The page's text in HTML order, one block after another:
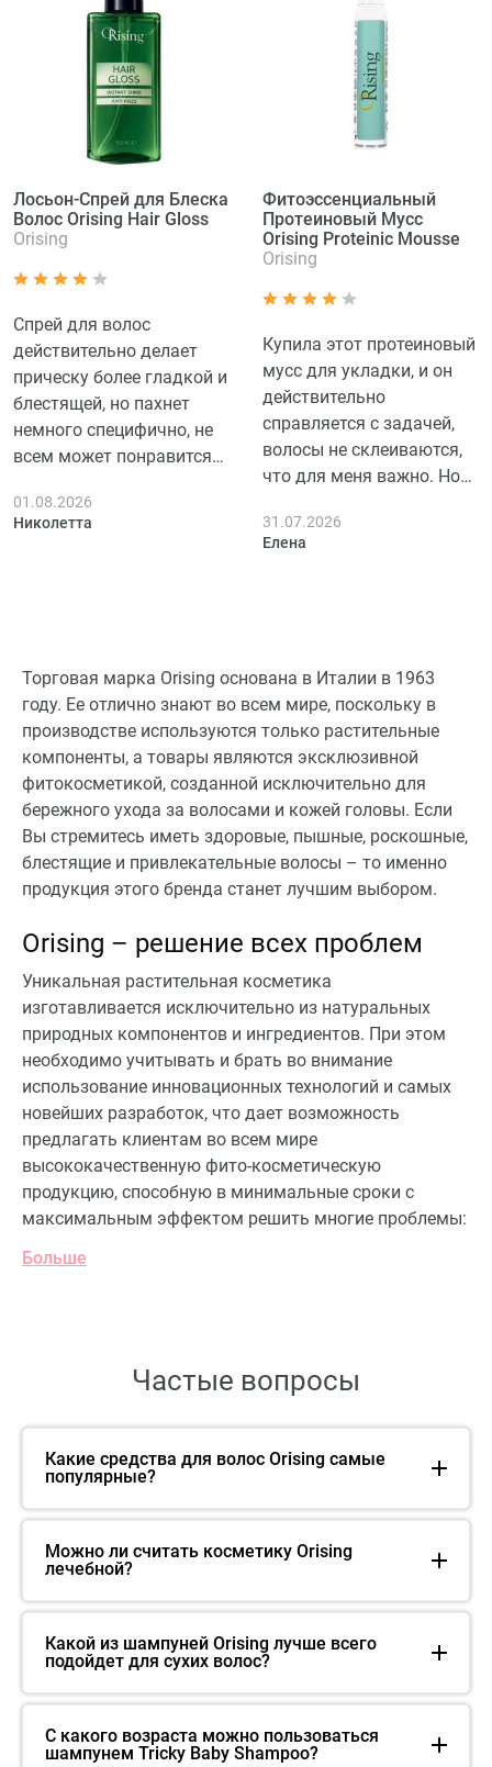
Лосьон-Спрей для Блеска
Волос Orising Hair Gloss
Orising
Спрей для волос
действительно делает
прическу более гладкой и
блестящей, но пахнет
немного специфично, не
всем может понравится
продукт радует
универсальностью и
01.08.2026
Николетта
Фитоэссенциальный
Протеиновый Мусс
Orising Proteinic Mousse
Orising
Купила этот протеиновый
мусс для укладки, и он
действительно
справляется с задачей,
волосы не склеиваются,
что для меня важно. Но
больше объема, особенно
в дождливую погоду.
хватает чуть-чуть до
идеала.
31.07.2026
Елена
Торговая марка Orising основана в Италии в 1963
году. Ее отлично знают во всем мире, поскольку в
производстве используются только растительные
компоненты, а товары являются эксклюзивной
фитокосметикой, созданной исключительно для
бережного ухода за волосами и кожей головы. Если
Вы стремитесь иметь здоровые, пышные, роскошные,
блестящие и привлекательные волосы – то именно
продукция этого бренда станет лучшим выбором.
Orising – решение всех проблем
Уникальная растительная косметика
изготавливается исключительно из натуральных
природных компонентов и ингредиентов. При этом
необходимо учитывать и брать во внимание
использование инновационных технологий и самых
новейших разработок, что дает возможность
предлагать клиентам во всем мире
высококачественную фито-косметическую
продукцию, способную в минимальные сроки с
максимальным эффектом решить многие проблемы:
Больше
Частые вопросы
Какие средства для волос Orising самые
популярные?
Можно ли считать косметику Orising
лечебной?
Какой из шампуней Orising лучше всего
подойдет для сухих волос?
С какого возраста можно пользоваться
шампунем Tricky Baby Shampoo?